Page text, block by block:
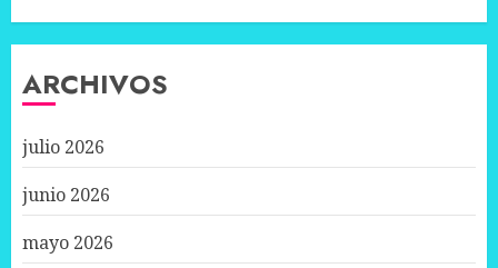
ARCHIVOS
julio 2026
junio 2026
mayo 2026